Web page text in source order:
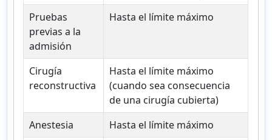
Pruebas
previas a la
admisión
Hasta el límite máximo
Cirugía
reconstructiva
Hasta el límite máximo
(cuando sea consecuencia
de una cirugía cubierta)
Anestesia
Hasta el límite máximo